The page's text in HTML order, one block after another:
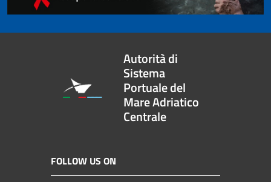
Autorità di
Sistema
Portuale del
Mare Adriatico
Centrale
FOLLOW US ON